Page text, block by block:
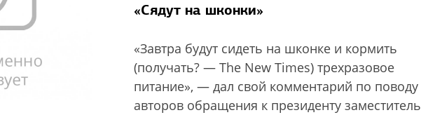
«Cядут на шконки»
«Завтра будут сидеть на шконке и кормить
(получать? — The New Times) трехразовое
питание», — дал свой комментарий по поводу
авторов обращения к президенту заместитель